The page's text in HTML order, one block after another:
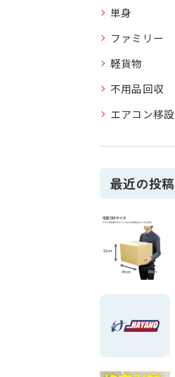
単身
ファミリー
軽貨物
不用品回収
エアコン移設
最近の投稿